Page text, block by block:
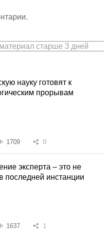
старше 3 дней
науку готовят к
прорывам
1709 0
эксперта – это не
последней инстанции
1637 1